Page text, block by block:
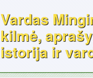
Vardas
kilmė,
istorija ir